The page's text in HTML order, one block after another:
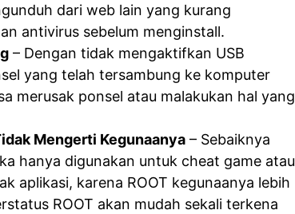
dari web lain yang kurang
antivirus sebelum menginstall.
– Dengan tidak mengaktifkan USB
yang telah tersambung ke komputer
merusak ponsel atau malakukan hal yang
Mengerti Kegunaanya – Sebaiknya
hanya digunakan untuk cheat game atau
aplikasi, karena ROOT kegunaanya lebih
ROOT akan mudah sekali terkena